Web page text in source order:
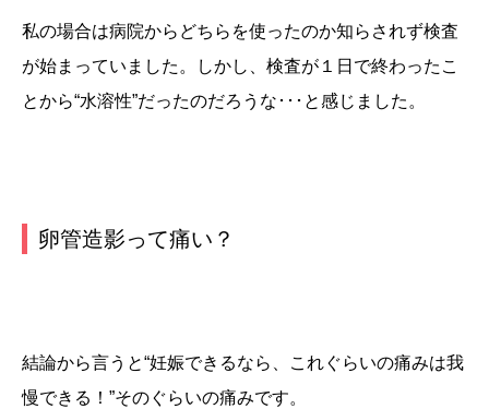
私の場合は病院からどちらを使ったのか知らされず検査
が始まっていました。しかし、検査が１日で終わったこ
とから“水溶性”だったのだろうな･･･と感じました。
卵管造影って痛い？
結論から言うと“妊娠できるなら、これぐらいの痛みは我
慢できる！”そのぐらいの痛みです。